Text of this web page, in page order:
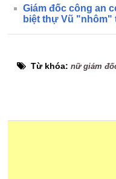
Giám đốc công an
biệt thự Vũ "nhôm"
Từ khóa:nữ giám